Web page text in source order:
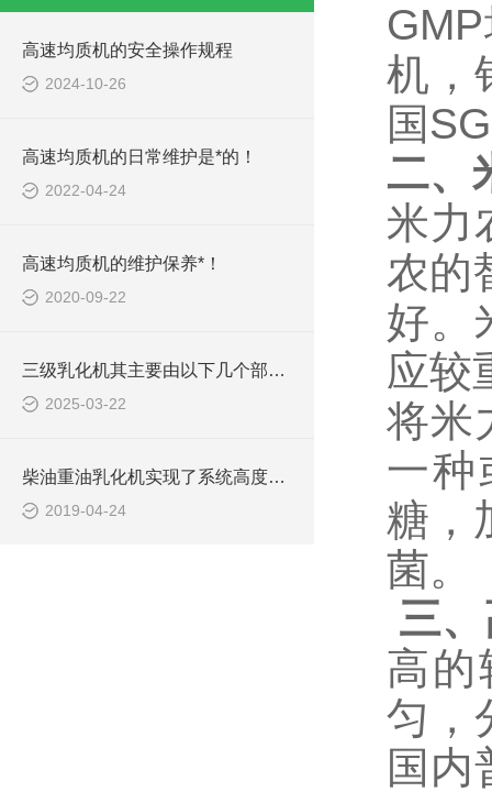
高速均质机的安全操作规程
2024-10-26
高速均质机的日常维护是*的！
2022-04-24
高速均质机的维护保养*！
2020-09-22
三级乳化机其主要由以下几个部分组成
2025-03-22
柴油重油乳化机实现了系统高度自动化
2019-04-24
机，
国
二、
米力
农的
好。
应较
将米
一种
糖，
菌。
三
高的
匀，
国内